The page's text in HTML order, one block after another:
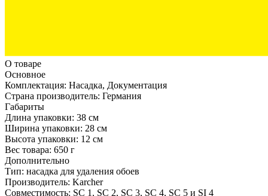
О товаре
Основное
Комплектация: Насадка, Документация
Страна производитель: Германия
Габариты
Длина упаковки: 38 см
Ширина упаковки: 28 см
Высота упаковки: 12 см
Вес товара: 650 г
Дополнительно
Тип: насадка для удаления обоев
Производитель: Karcher
Совместимость: SC 1, SC 2, SC 3, SC 4, SC 5 и SI 4